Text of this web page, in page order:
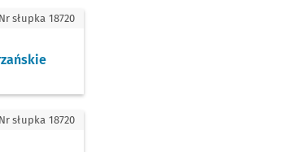
Nr słupka 18720
Nr słupka 18720